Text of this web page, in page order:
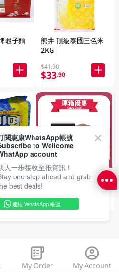
蝦子麵
5包裝
熊井 頂級泰國三色米
2KG
$41.90
$33.90
原箱農心 薯仔麵 400
GM
$255.00
$240.00
My Order My Account
閱惠康WhatsApp帳號
to Wellcome
account
人一步接收至抵資訊！
one step ahead and grab
best deals!
連結 WhatsApp 帳號